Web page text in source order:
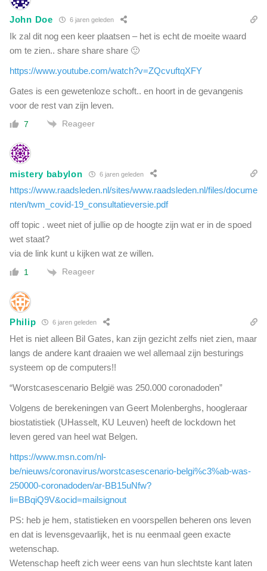
John Doe 6 jaren geleden
Ik zal dit nog een keer plaatsen – het is echt de moeite waard
om te zien.. share share share 🙂
https://www.youtube.com/watch?v=ZQcvuftqXFY
Gates is een gewetenloze schoft.. en hoort in de gevangenis
voor de rest van zijn leven.
7 Reageer
mistery babylon 6 jaren geleden
https://www.raadsleden.nl/sites/www.raadsleden.nl/files/docume
nten/twm_covid-19_consultatieversie.pdf
off topic . weet niet of jullie op de hoogte zijn wat er in de spoed
wet staat?
via de link kunt u kijken wat ze willen.
1 Reageer
Philip 6 jaren geleden
Het is niet alleen Bil Gates, kan zijn gezicht zelfs niet zien, maar
langs de andere kant draaien we wel allemaal zijn besturings
systeem op de computers!!
“Worstcasescenario België was 250.000 coronadoden”
Volgens de berekeningen van Geert Molenberghs, hoogleraar
biostatistiek (UHasselt, KU Leuven) heeft de lockdown het
leven gered van heel wat Belgen.
https://www.msn.com/nl-
be/nieuws/coronavirus/worstcasescenario-belgi%c3%ab-was-
250000-coronadoden/ar-BB15uNfw?
li=BBqiQ9V&ocid=mailsignout
PS: heb je hem, statistieken en voorspellen beheren ons leven
en dat is levensgevaarlijk, het is nu eenmaal geen exacte
wetenschap.
Wetenschap heeft zich weer eens van hun slechtste kant laten